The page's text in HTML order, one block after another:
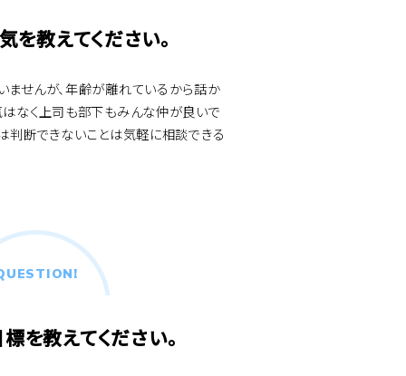
を教えてください。
せんが、年齢が離れているから話か
なく上司も部下もみんな仲が良いで
判断できないことは気軽に相談できる
を教えてください。